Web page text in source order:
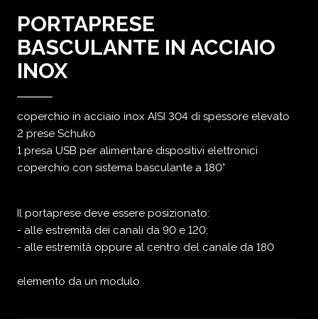
PORTAPRESE
BASCULANTE IN ACCIAIO
INOX
coperchio in acciaio inox AISI 304 di spessore elevato
2 prese Schuko
1 presa USB per alimentare dispositivi elettronici
coperchio con sistema basculante a 180°
Il portaprese deve essere posizionato:
- alle estremità dei canali da 90 e 120;
- alle estremità oppure al centro del canale da 180
elemento da un modulo